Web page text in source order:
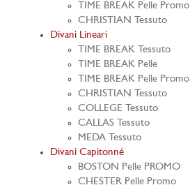
TIME BREAK Pelle Promo
CHRISTIAN Tessuto
Divani Lineari
TIME BREAK Tessuto
TIME BREAK Pelle
TIME BREAK Pelle Promo
CHRISTIAN Tessuto
COLLEGE Tessuto
CALLAS Tessuto
MEDA Tessuto
Divani Capitonné
BOSTON Pelle PROMO
CHESTER Pelle Promo